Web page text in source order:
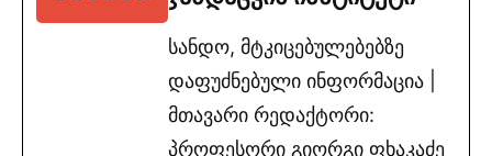
სანდო, მტკიცებულებებზე
დაფუძნებული ინფორმაცია |
მთავარი რედაქტორი:
პროფესორი გიორგი ფხაკაძე